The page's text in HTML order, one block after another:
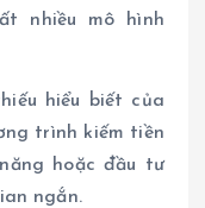
nhiều mô hình
hiểu biết của
trình kiếm tiền
hoặc đầu tư
ngắn.